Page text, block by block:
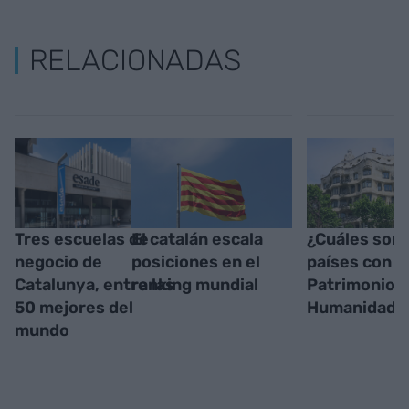
RELACIONADAS
Tres escuelas de
negocio de
Catalunya, entre las
50 mejores del
mundo
El catalán escala
posiciones en el
ranking mundial
¿Cuáles son
países con
Patrimonios
Humanidad?